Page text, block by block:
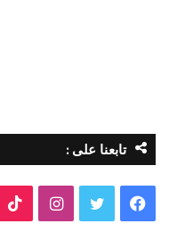
تابعنا على :
فيسبوك تويتر انستقرام